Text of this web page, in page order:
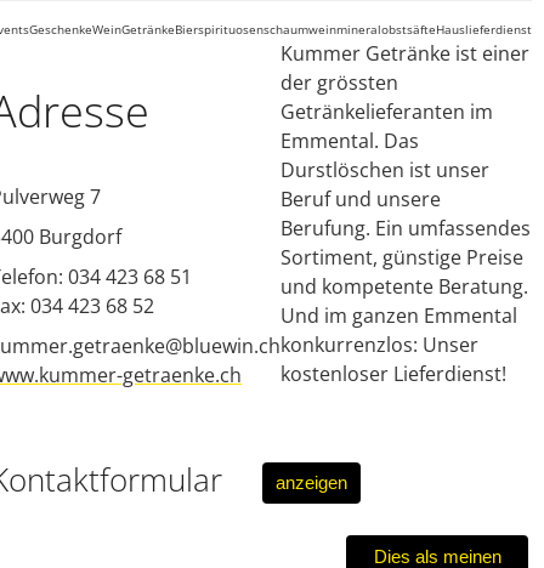
GeschenkeWeinGetränkeBierspirituosenschaumweinmineralobstsäfteHauslieferdienst
7
Burgdorf
034 423 68 51
034 423 68 52
getraenke.ch
Kummer Getränke ist einer
der grössten
Getränkelieferanten im
Emmental. Das
Durstlöschen ist unser
Beruf und unsere
Berufung. Ein umfassendes
Sortiment, günstige Preise
und kompetente Beratung.
Und im ganzen Emmental
konkurrenzlos: Unser
kostenloser Lieferdienst!
anzeigen
Dies als meinen